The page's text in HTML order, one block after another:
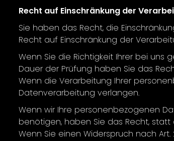
Recht auf Einschränkung der
Sie haben das Recht, die
Recht auf Einschränkung der
Wenn Sie die Richtigkeit Ihrer bei
Dauer der Prüfung haben Sie das
Wenn die Verarbeitung Ihrer
Datenverarbeitung verlangen.
Wenn wir Ihre personenbezogenen
benötigen, haben Sie das Recht,
Wenn Sie einen Widerspruch nach